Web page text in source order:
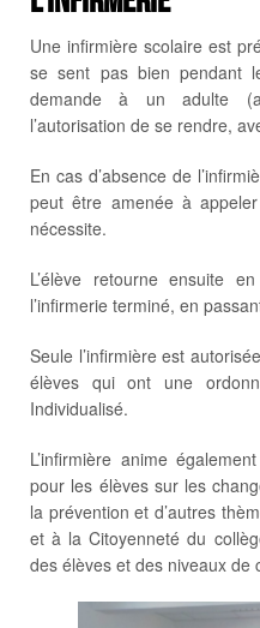
Une infirmière scolaire est
se sent pas bien pendant
demande à un adulte
l’autorisation de se rendre,
En cas d’absence de
peut être amenée à
nécessite.
L’élève retourne ensuite
l’infirmerie terminé, en
Seule l’infirmière est
élèves qui ont une
Individualisé.
L’infirmière anime
pour les élèves sur les
la prévention et d’autres
et à la Citoyenneté du
des élèves et des niveaux de